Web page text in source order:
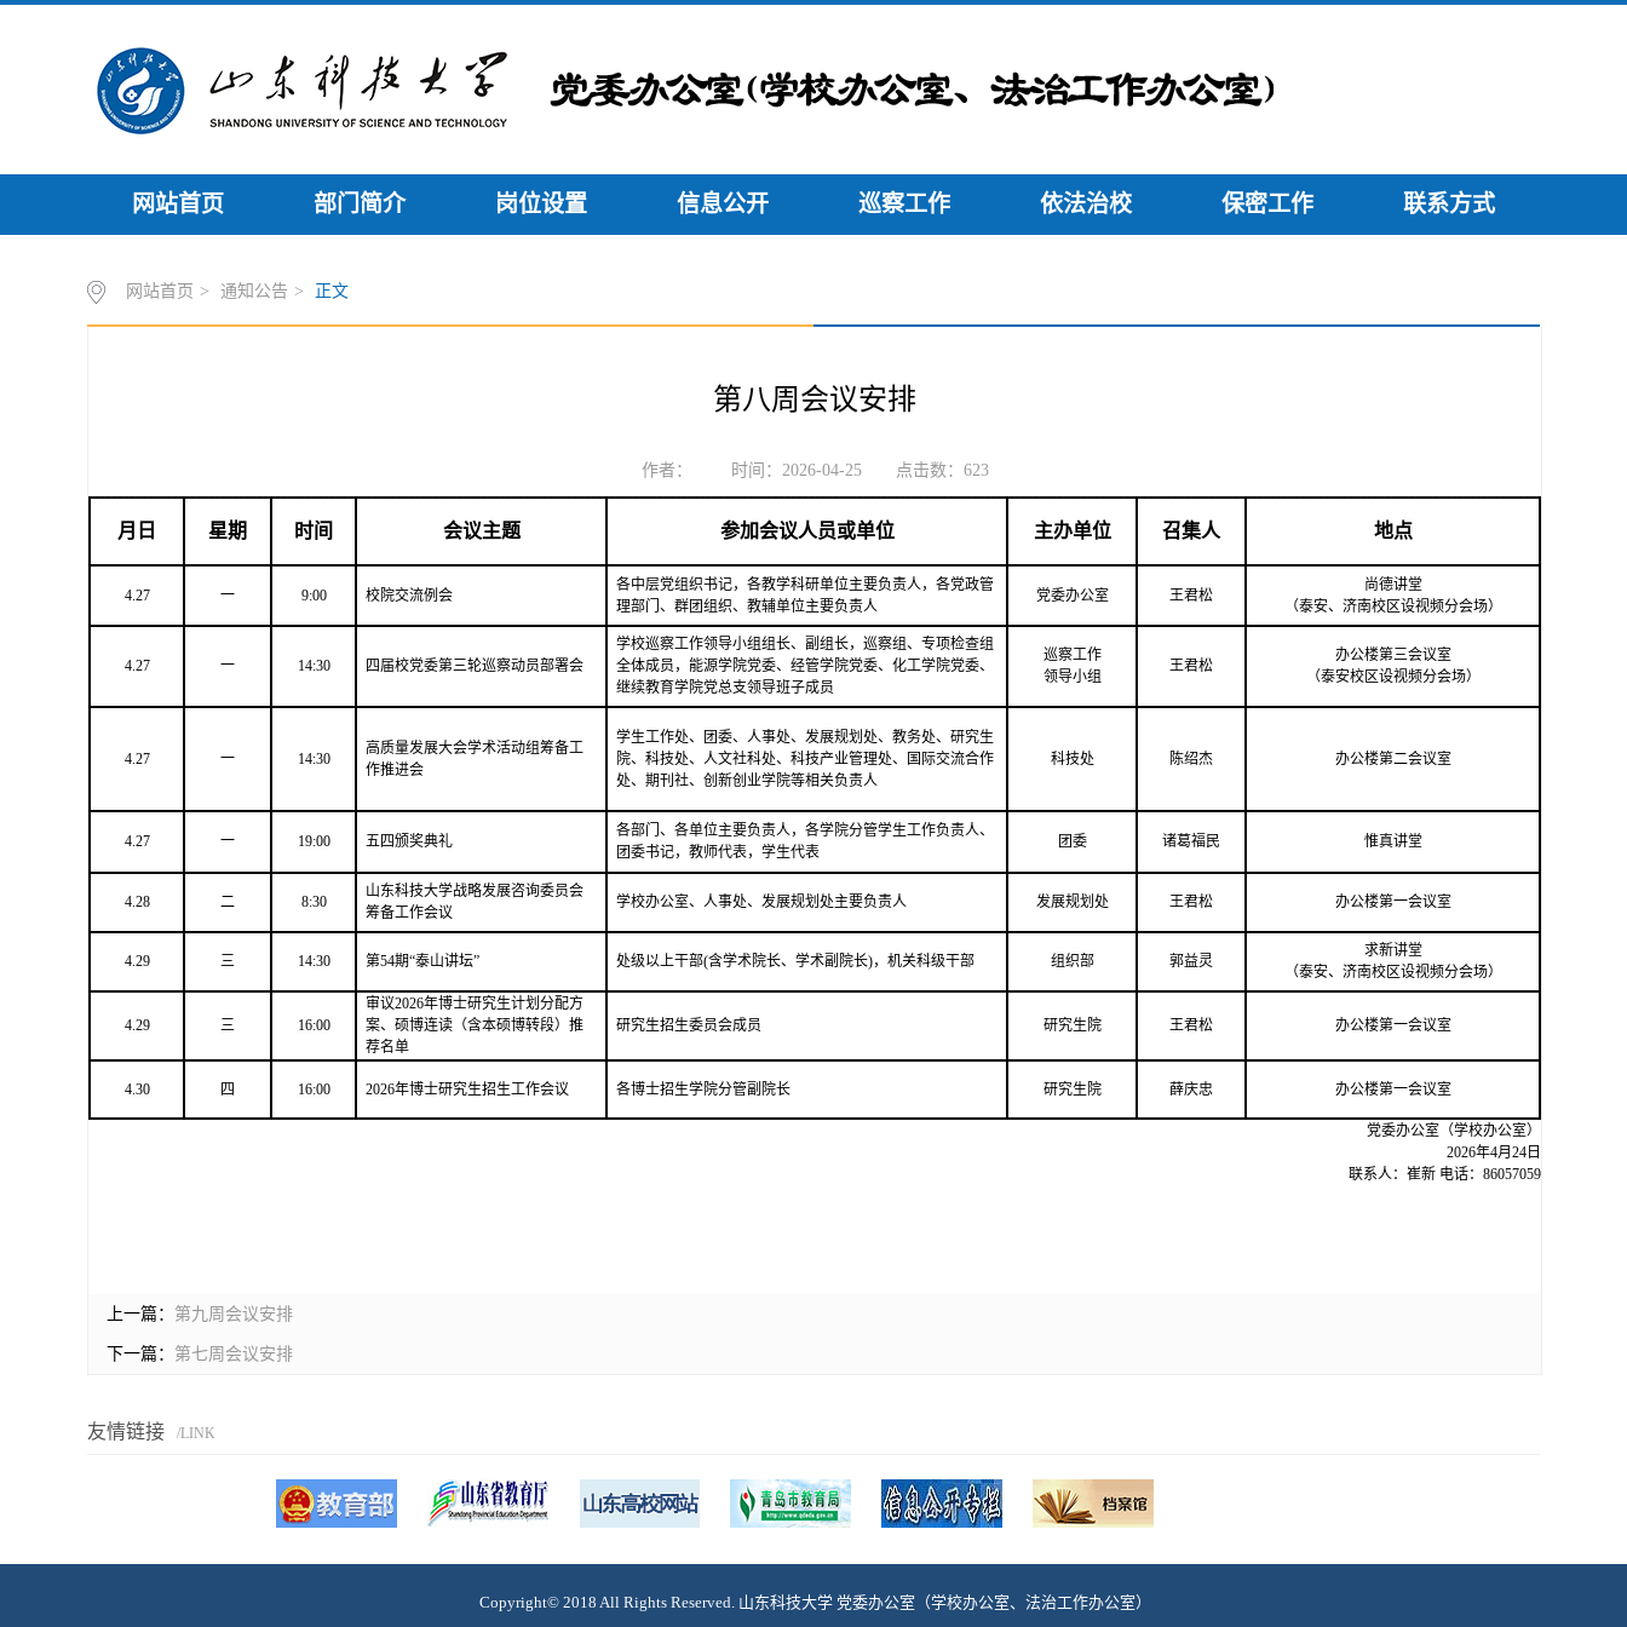
网站首页 部门简介 岗位设置 信息公开 巡察工作 依法治校 保密工作 联系方式
网站首页 > 通知公告 > 正文
第八周会议安排
作者： 时间：2026-04-25 点击数： 623
月日 星期 时间 会议主题 参加会议人员或单位 主办单位 召集人 地点
4.27 一 9:00 校院交流例会
各中层党组织书记，各教学科研单位主要负责人，各党政管
理部门、群团组织、教辅单位主要负责人
党委办公室 王君松
尚德讲堂
（泰安、济南校区设视频分会场）
4.27 一 14:30 四届校党委第三轮巡察动员部署会
学校巡察工作领导小组组长、副组长，巡察组、专项检查组
全体成员，能源学院党委、经管学院党委、化工学院党委、
继续教育学院党总支领导班子成员
巡察工作
领导小组
王君松
办公楼第三会议室
（泰安校区设视频分会场）
4.27 一 14:30
高质量发展大会学术活动组筹备工
作推进会
学生工作处、团委、人事处、发展规划处、教务处、研究生
院、科技处、人文社科处、科技产业管理处、国际交流合作
处、期刊社、创新创业学院等相关负责人
科技处 陈绍杰 办公楼第二会议室
4.27 一 19:00 五四颁奖典礼
各部门、各单位主要负责人，各学院分管学生工作负责人、
团委书记，教师代表，学生代表
团委 诸葛福民 惟真讲堂
4.28 二 8:30
山东科技大学战略发展咨询委员会
筹备工作会议
学校办公室、人事处、发展规划处主要负责人 发展规划处 王君松 办公楼第一会议室
4.29 三 14:30 第54期“泰山讲坛” 处级以上干部(含学术院长、学术副院长)，机关科级干部 组织部 郭益灵
求新讲堂
（泰安、济南校区设视频分会场）
4.29 三 16:00
审议2026年博士研究生计划分配方
案、硕博连读（含本硕博转段）推
荐名单
研究生招生委员会成员 研究生院 王君松 办公楼第一会议室
4.30 四 16:00 2026年博士研究生招生工作会议 各博士招生学院分管副院长 研究生院 薛庆忠 办公楼第一会议室
党委办公室（学校办公室）
2026年4月 24 日
联系人： 崔新 电话：86057059
上一篇： 第九周会议安排
下一篇： 第七周会议安排
友情链接 /LINK
Copyright© 2018 All Rights Reserved. 山东科技大学 党委办公室（学校办公室、法治工作办公室）